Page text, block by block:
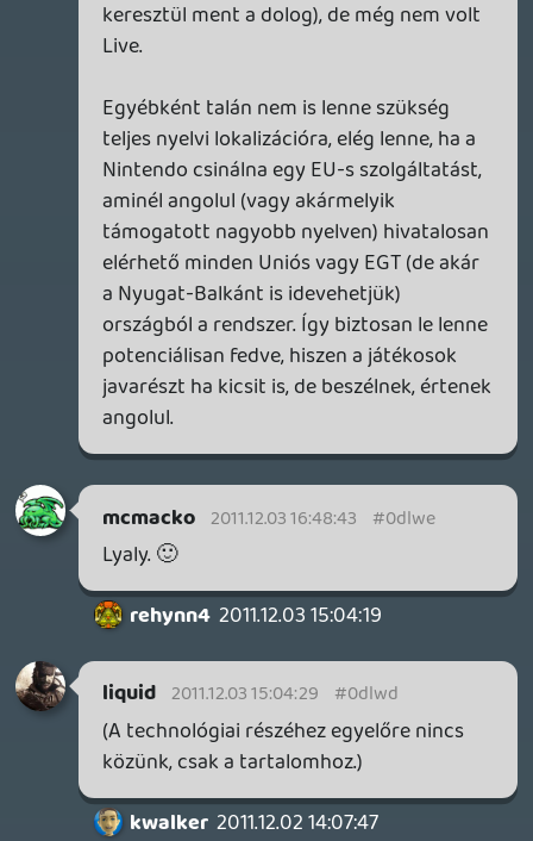
(ránk is fér)
Sith Lord 2011.12.02 21:02:01 #0dlw8
Kosz, majd rafulelek.
Paragon 2011.12.02 18:51:31
secret 2011.12.02 19:51:50 #0dlw7
szerintem megmarad játékkonzolnak. a
múltkor olvastam valamit, hogy még az
.avi formátumot sem fogja támogatni,
hiszen akkor licencdíjakat kellene fizetni,
megdobná a költségeket, és egyébként
sincs értelme, hiszen manapság már
mindenkinek van dvd lejátszója.
Alwares 2011.12.02 13:14:53
Princess Peach 2011.12.02 19:05:10 #0dlw6
Koszonom a meghivast es a kommenteket
is! Nagyon jol ereztem magam! 🙂 Puszi:
Timi
Paragon 2011.12.02 18:51:31 #0dlw5
Ha szabad ennyit közbeszólnom: 2011
Sith Lord
2011.12.02 17:50:04
Sith Lord 2011.12.02 17:50:04 #0dlw4